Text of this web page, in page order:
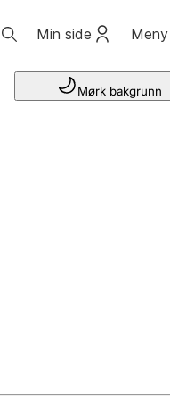
Min side Meny
Mørk bakgrunn